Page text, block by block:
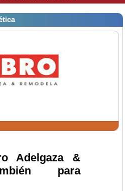
Adelgaza &
para